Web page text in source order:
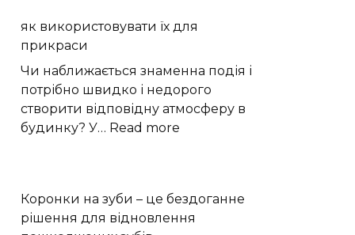
Кам’янця:
встановлюватиме
комісія
як використовувати їх для
прикраси
Чи наближається знаменна подія і
потрібно швидко і недорого
створити відповідну атмосферу в
будинку? У… Read more
для
прикраси
Коронки на зуби – це бездоганне
рішення для відновлення